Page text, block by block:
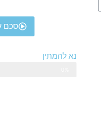
סכם
נא להמתין